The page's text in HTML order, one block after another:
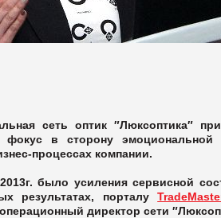
сеть оптик″Люксоптика″
фокус в сторону
процессах компании.
было усиления сервисной
результатах, порталу
операционный директор сети